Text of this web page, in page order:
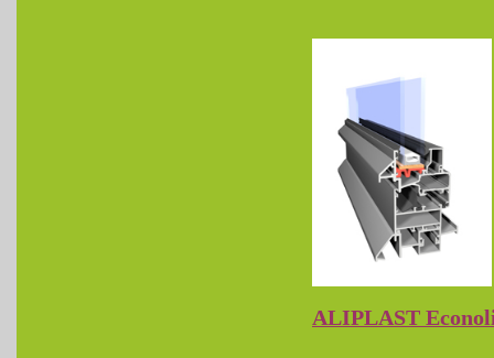
ALIPLAST